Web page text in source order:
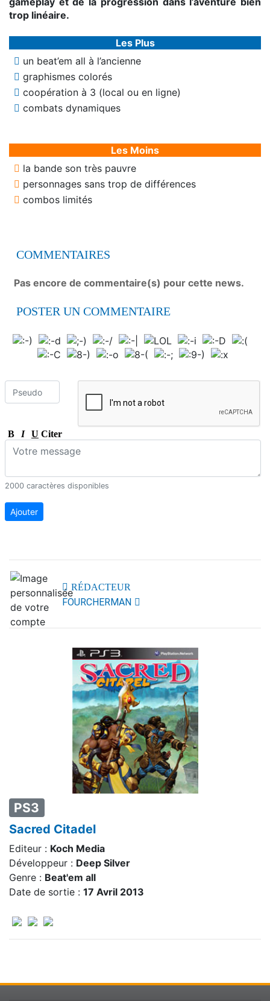
RÉDACTEUR
FOURCHERMAN
PS3
Sacred Citadel
Editeur : Koch Media
Développeur : Deep Silver
Genre : Beat'em all
Date de sortie : 17 Avril 2013
trop linéaire.
Les Plus
un beat’em all à l’ancienne
graphismes colorés
coopération à 3 (local ou en ligne)
combats dynamiques
Les Moins
la bande son très pauvre
personnages sans trop de différences
combos limités
COMMENTAIRES
Pas encore de commentaire(s) pour cette news.
POSTER UN COMMENTAIRE
B I U Citer
2000 caractères disponibles
Ajouter